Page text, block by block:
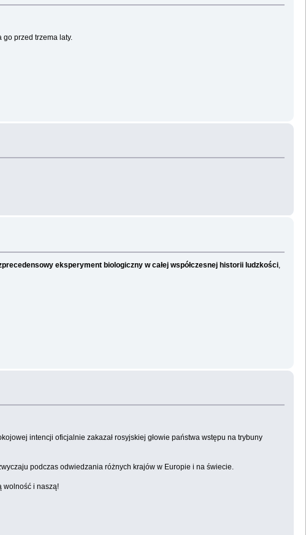
przed trzema laty.
eksperyment biologiczny w całej współczesnej historii ludzkości,
intencji oficjalnie zakazał rosyjskiej głowie państwa wstępu na trybuny
podczas odwiedzania różnych krajów w Europie i na świecie.
wolność i naszą!